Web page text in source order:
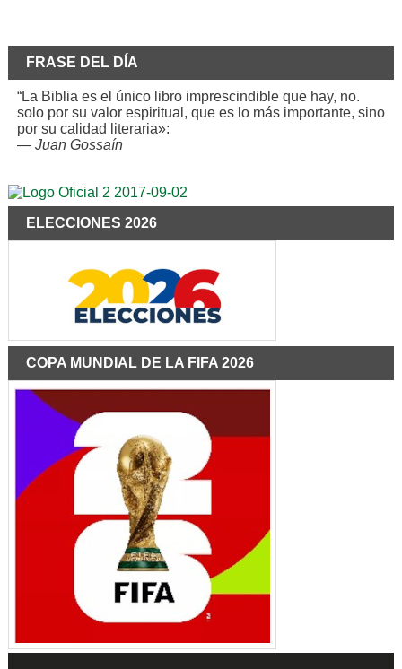
FRASE DEL DÍA
“La Biblia es el único libro imprescindible que hay, no.
solo por su valor espiritual, que es lo más importante, sino
por su calidad literaria»:
— Juan Gossaín
ELECCIONES 2026
COPA MUNDIAL DE LA FIFA 2026